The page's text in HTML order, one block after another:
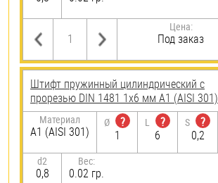
Цена:
Под заказ
Штифт пружинный цилиндрический с
прорезью DIN 1481 1х6 мм А1 (AISI 301)
Материал
А1 (AISI 301)
Ø
?
1
L
?
6
S
?
0,2
d2
0,8
Вес:
0.02 гр.